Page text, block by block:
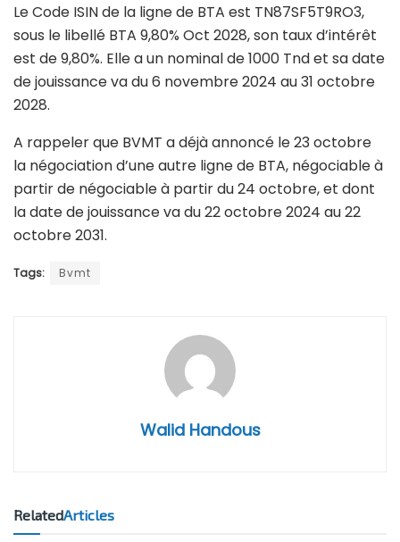
Le Code ISIN de la ligne de BTA est TN87SF5T9RO3,
sous le libellé BTA 9,80% Oct 2028, son taux d’intérêt
est de 9,80%. Elle a un nominal de 1000 Tnd et sa date
de jouissance va du 6 novembre 2024 au 31 octobre
2028.
A rappeler que BVMT a déjà annoncé le 23 octobre
la négociation d’une autre ligne de BTA, négociable à
partir de négociable à partir du 24 octobre, et dont
la date de jouissance va du 22 octobre 2024 au 22
octobre 2031.
Tags: Bvmt
Walid Handous
RelatedArticles